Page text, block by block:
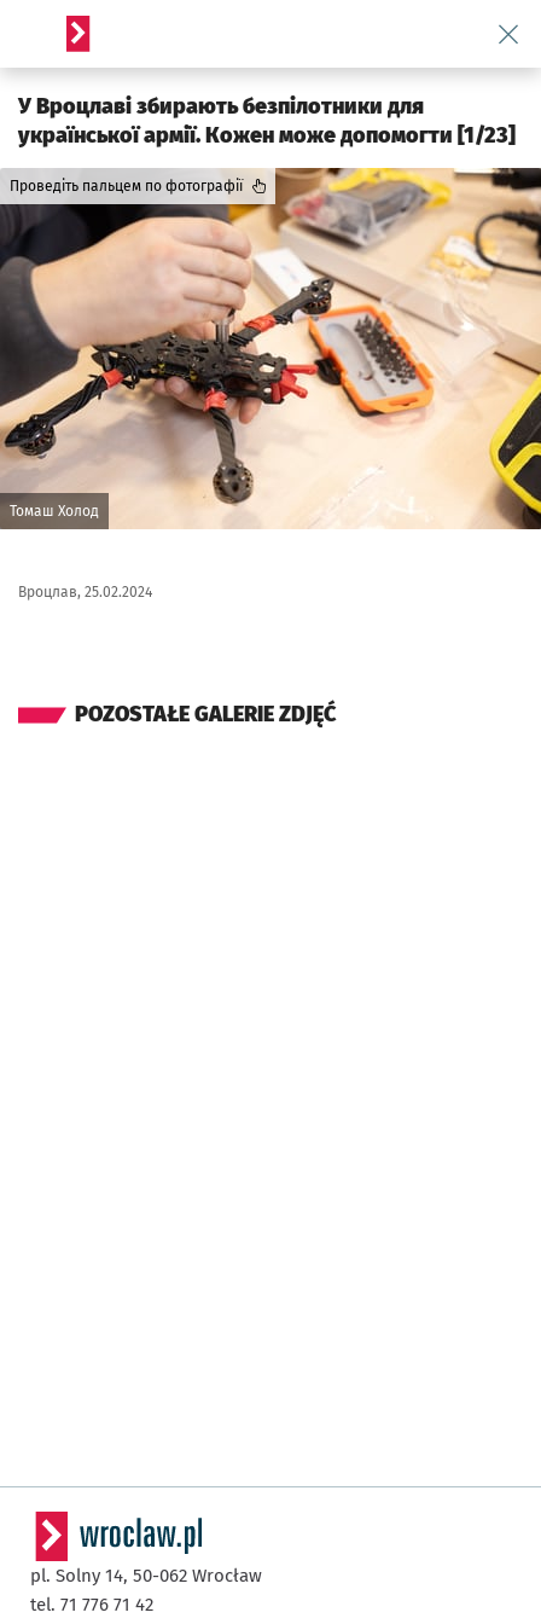
Serwis informacyjny wroclaw.pl
У Вроцлаві збирають безпілотники для
української армії. Кожен може допомогти [1/23]
Томаш Холод
Проведіть пальцем по фотографії
Вроцлав, 25.02.2024
POZOSTAŁE GALERIE ZDJĘĆ
pl. Solny 14, 50-062 Wrocław
tel. 71 776 71 42